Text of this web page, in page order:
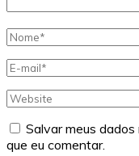
Salvar meus
que eu comentar.